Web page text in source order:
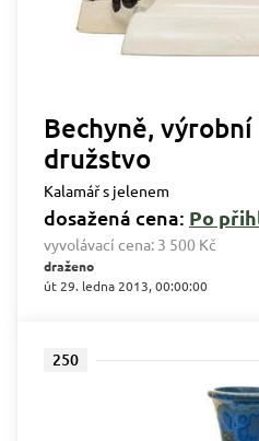
Bechyně,
družstvo
Kalamář s jelenem
dosažená cena: Po
vyvolávací cena: 3 500 Kč
draženo
út 29. ledna 2013, 00:00:00
250